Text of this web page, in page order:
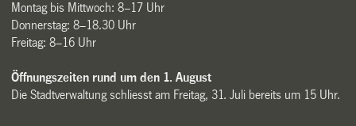
Montag bis Mittwoch: 8–17 Uhr
Donnerstag: 8–18.30 Uhr
Freitag: 8–16 Uhr
Öffnungszeiten rund um den 1. August
Die Stadtverwaltung schliesst am Freitag, 31. Juli bereits um 15 Uhr.